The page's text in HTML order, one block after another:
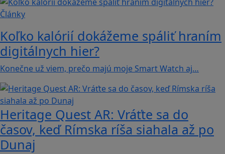
Články
Koľko kalórií dokážeme spáliť hraním
digitálnych hier?
Konečne už viem, prečo majú moje Smart Watch aj…
Heritage Quest AR: Vráťte sa do
časov, keď Rímska ríša siahala až po
Dunaj